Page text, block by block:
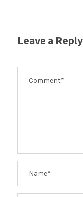
Leave a Reply